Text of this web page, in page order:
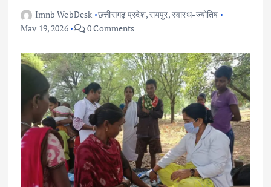
Imnb WebDesk छत्तीसगढ़ प्रदेश,रायपुर,स्वास्थ-ज्योतिष
May 19, 2026
0 Comments